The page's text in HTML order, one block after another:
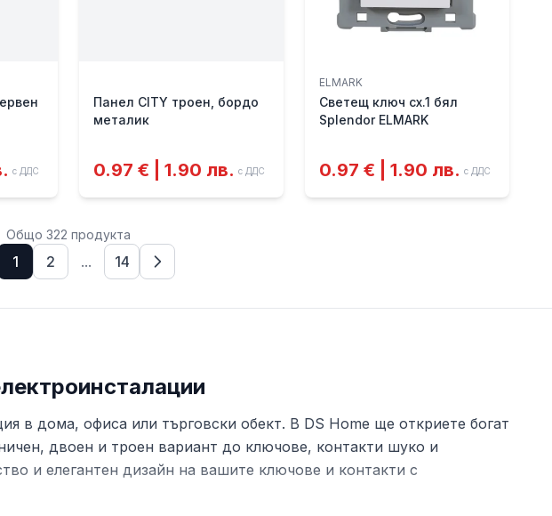
с ДДС
Панел CITY троен, бордо
металик
0.97 € | 1.90 лв. с ДДС
ELMARK
Светещ ключ сх.1 бял
Splendor ELMARK
0.97 € | 1.90 лв. с ДДС
Общо 322 продукта
1 2 ... 14
в дома, офиса или търговски обект. В DS Home ще откриете богат
двоен и троен вариант до ключове, контакти шуко и
и елегантен дизайн на вашите ключове и контакти с